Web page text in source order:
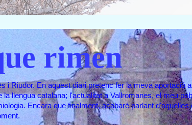
rimen
i Riudor. En aquest diari pretenc fer la meva aportació
llengua catalana; l'actualitat a Vallromanes, el meu
Encara que finalment, acabaré parlant